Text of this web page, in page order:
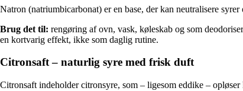
Natron (natriumbicarbonat) er en base, der kan neutralisere
Brug det til: rengøring af ovn, vask, køleskab og som
en kortvarig effekt, ikke som daglig rutine.
Citronsaft – naturlig syre med frisk duft
Citronsaft indeholder citronsyre, som – ligesom eddike –